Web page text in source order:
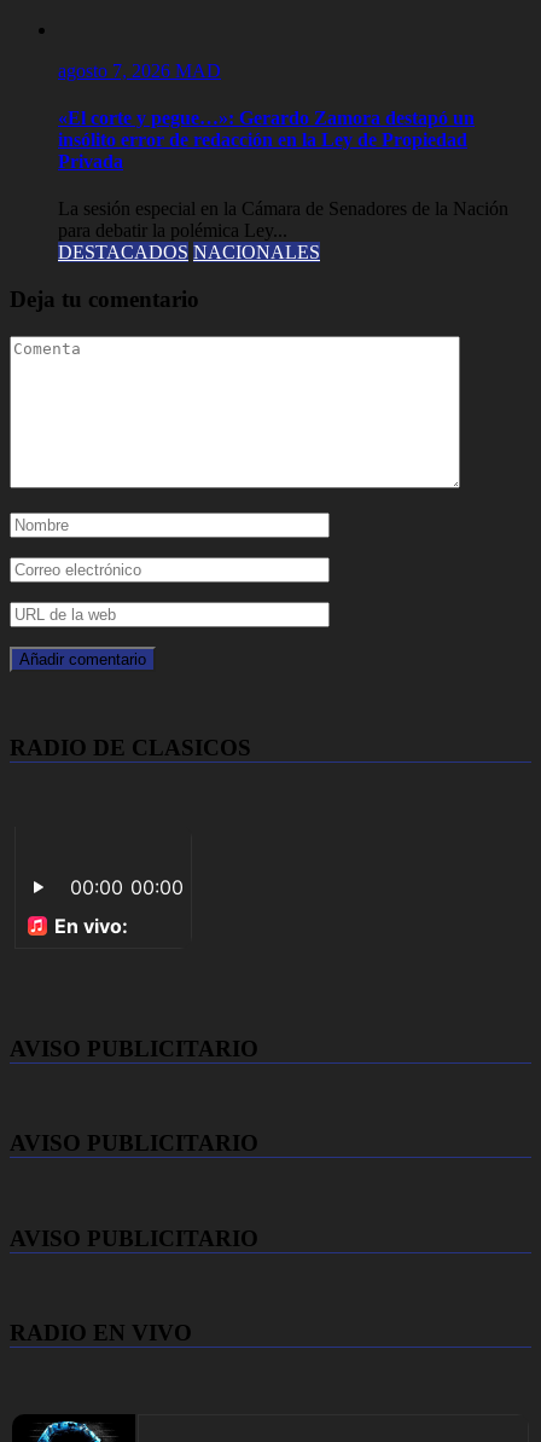
agosto 7, 2026 MAD
«El corte y pegue…»: Gerardo Zamora destapó un
insólito error de redacción en la Ley de Propiedad
Privada
La sesión especial en la Cámara de Senadores de la Nación
para debatir la polémica Ley...
DESTACADOS NACIONALES
Deja tu comentario
RADIO DE CLASICOS
AVISO PUBLICITARIO
AVISO PUBLICITARIO
AVISO PUBLICITARIO
RADIO EN VIVO